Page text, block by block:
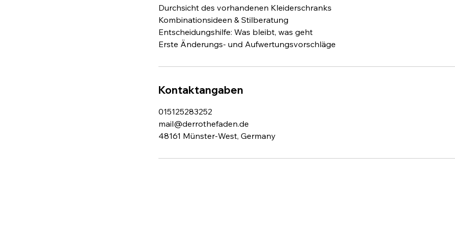
Durchsicht des vorhandenen Kleiderschranks
Kombinationsideen & Stilberatung
Entscheidungshilfe: Was bleibt, was geht
Erste Änderungs- und Aufwertungsvorschläge
Kontaktangaben
015125283252
mail@derrothefaden.de
48161 Münster-West, Germany